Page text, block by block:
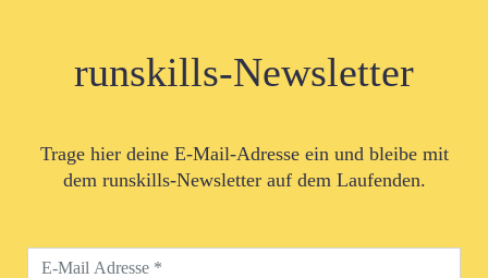
runskills-Newsletter
Trage hier deine E-Mail-Adresse ein und bleibe mit
dem runskills-Newsletter auf dem Laufenden.